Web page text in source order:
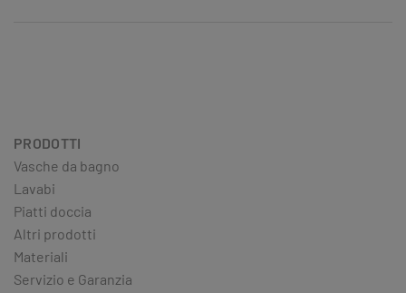
PRODOTTI
Vasche da bagno
Lavabi
Piatti doccia
Altri prodotti
Materiali
Servizio e Garanzia